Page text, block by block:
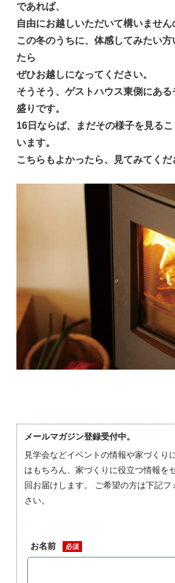
であれば、
自由にお越しいただいて構いません
この冬のうちに、体感してみたい方
たら
ぜひお越しになってください。
そうそう、ゲストハウス東側にあ
盛りです。
16日ならば、まだその様子を見る
います。
こちらもよかったら、見てみてくだ
メールマガジン登録受付中。
見学会などイベントの情報や家づくり
はもちろん、家づくりに役立つ情報を
回お届けします。 ご希望の方は下記フ
さい。
お名前 必須